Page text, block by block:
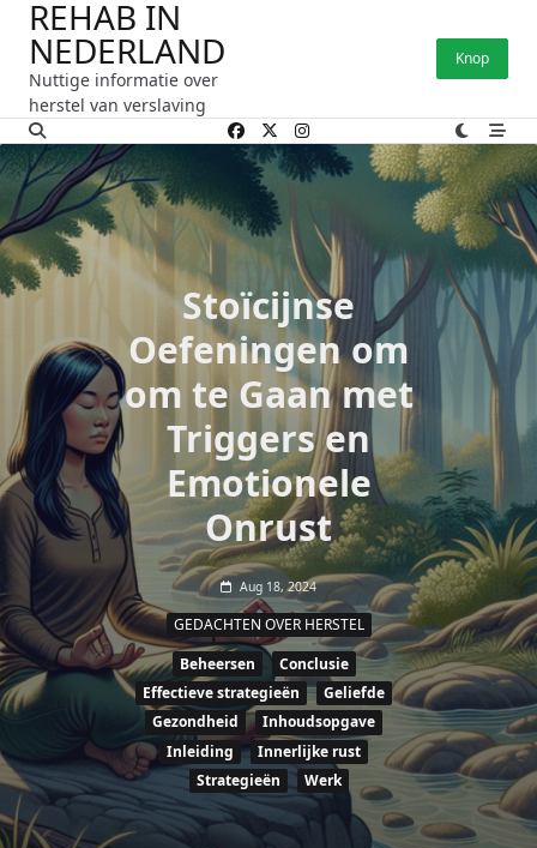
naar
inhoud
REHAB IN
NEDERLAND
Nuttige informatie over
herstel van verslaving
Knop
Stoïcijnse
Oefeningen om
om te Gaan met
Triggers en
Emotionele
Onrust
Aug 18, 2024
GEDACHTEN OVER HERSTEL
Beheersen
Conclusie
Effectieve strategieën
Geliefde
Gezondheid
Inhoudsopgave
Inleiding
Innerlijke rust
Strategieën
Werk